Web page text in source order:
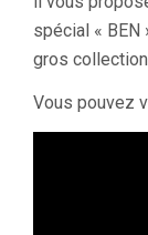
spécial « BEN
gros
Vous pouvez